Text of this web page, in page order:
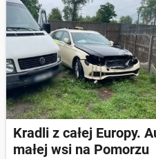
Kradli z całej Europy.
małej wsi na Pomorzu